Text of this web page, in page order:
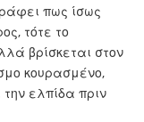
πως ίσως
τότε το
βρίσκεται στον
κουρασμένο,
ελπίδα πριν